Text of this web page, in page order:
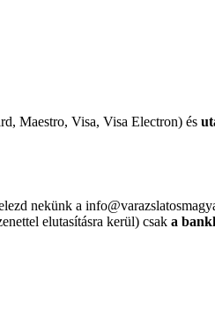
Maestro, Visa, Visa Electron) és
nekünk a
elutasításra kerül) csak a